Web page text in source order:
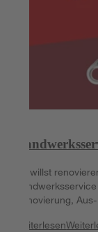
Du willst
Renovierung,
Weiterlesen